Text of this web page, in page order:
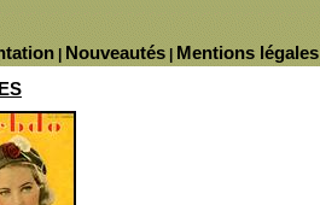
Mentions légales
Nouveautés